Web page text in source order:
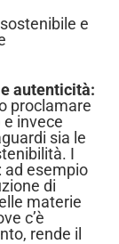
e
autenticità:
proclamare
e invece
sia le
I
ad esempio
di
materie
c’è
rende il